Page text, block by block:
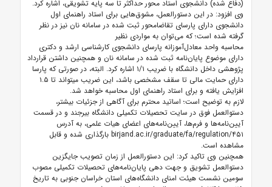
(دفاع شده) دانشجوی استاد محور حداکثر تا سه پایه تشویقی، اشاره کرد.
وی افزود: در این دستورالعمل، مشوق‌هایی برای استاد راهنمای اول
دانشجوی دارای پارسای تقاضامحور ثبت شده در سامانه نان نیز در نظر
گرفته شده است؛ که می‌توان به مواردی نظیر
محاسبه واحد معادل‌آموزانه پارسای دانشجوی کارشناسی ارشد و دکتری
دارای موضوع پایان‌نامه ثبت شده در سامانه نان و همچنین داشتن قرارداد
پژوهشی داخل دانشگاه با ضریب ۱/۱ اشاره کرد. البته، در صورتی که پارسا
دارای حمایت مالی تا سقف مشخصی باشد، این ضریب می‏تواند تا ۱.۵
افزایش یافته و برای استاد راهنمای اول محاسبه خواهد شد.
لازم به توضیح است؛ اساتید محترم برای آگاهی از جزئیات بیشتر،
دستوالعمل فوق در سایت تحصیلات تکمیلی دانشگاه بیرجند و در قسمت
آیین‌نامه‌ها و فرم‌ها، آیین‌نامه‌های اعضای هیات علمی، به آدرس
birjand.ac.ir/graduate/fa/regulation/۴۵۱ بارگذاری شده و قابل
مشاهده است.
همچنین وی تاکید کرد: این دستورالعمل از زمان تصویب جایگزین
دستوالعمل تشویق و جهت دهی پایان‌نامه‌های تحصیلات تکمیلی مصوب
سومین نشست هیئت امنای دانشگاه‌های استان خراسان جنوبی به تاریخ